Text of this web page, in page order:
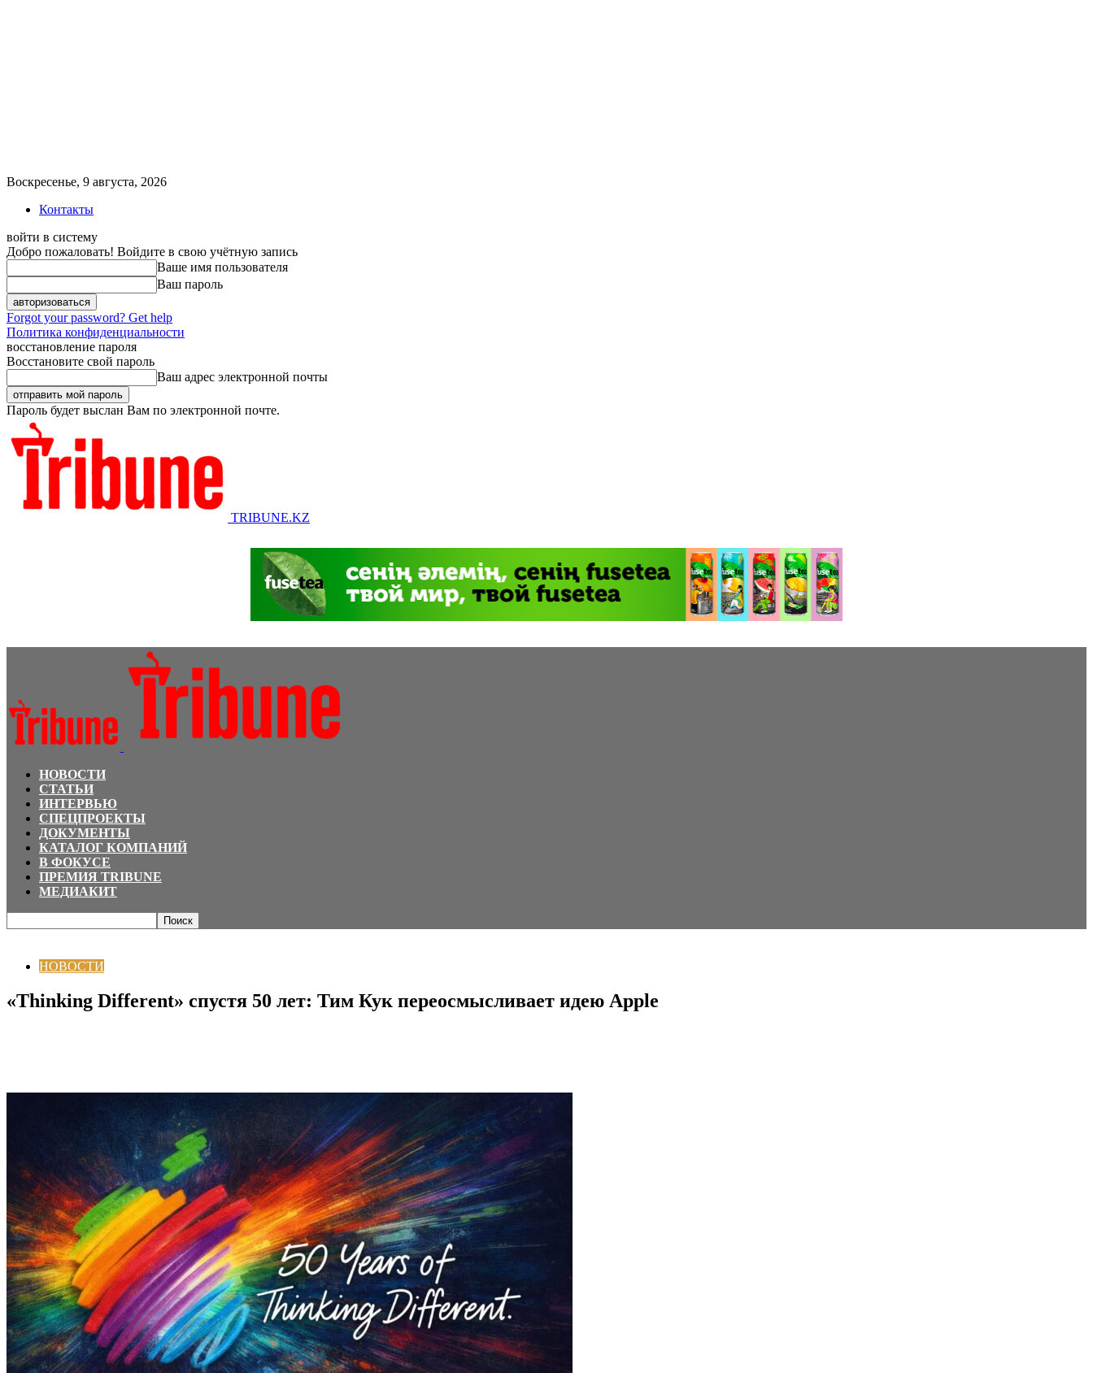
Воскресенье, 9 августа, 2026
Контакты
войти в систему
Добро пожаловать! Войдите в свою учётную запись
Ваше имя пользователя
Ваш пароль
Forgot your password? Get help
Политика конфиденциальности
восстановление пароля
Восстановите свой пароль
Ваш адрес электронной почты
Пароль будет выслан Вам по электронной почте.
TRIBUNE.KZ
НОВОСТИ
СТАТЬИ
ИНТЕРВЬЮ
СПЕЦПРОЕКТЫ
ДОКУМЕНТЫ
КАТАЛОГ КОМПАНИЙ
В ФОКУСЕ
ПРЕМИЯ TRIBUNE
МЕДИАКИТ
НОВОСТИ
«Thinking Different» спустя 50 лет: Тим Кук переосмысливает идею Apple